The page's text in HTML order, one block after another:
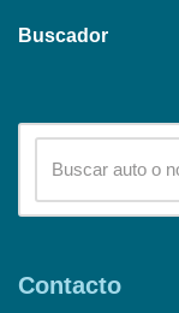
Buscador
Contacto